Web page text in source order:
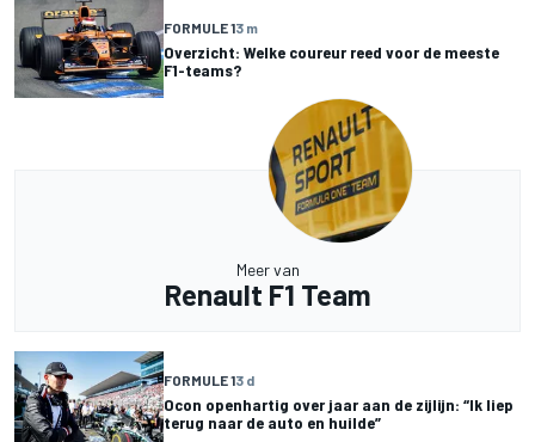
FORMULE 13 m
Overzicht: Welke coureur reed voor de meeste
F1-teams?
Meer van
Renault F1 Team
FORMULE 13 d
Ocon openhartig over jaar aan de zijlijn: “Ik liep
terug naar de auto en huilde”